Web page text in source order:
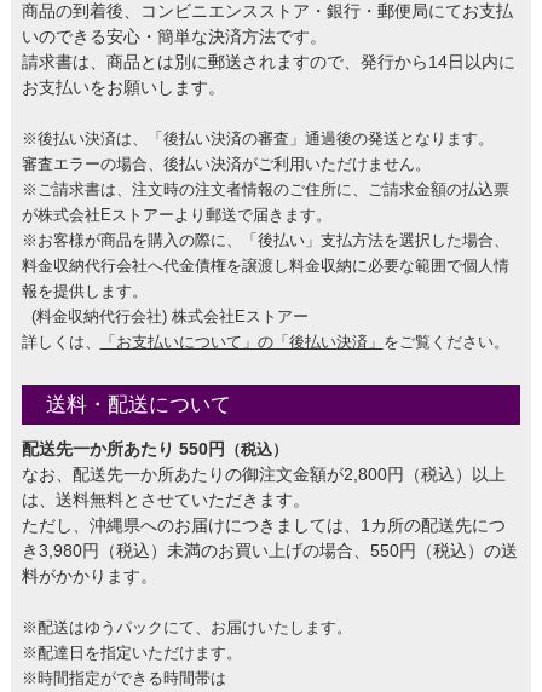
商品の到着後、コンビニエンスストア・銀行・郵便局にてお支払
いのできる安心・簡単な決済方法です。
請求書は、商品とは別に郵送されますので、発行から14日以内に
お支払いをお願いします。
※後払い決済は、「後払い決済の審査」通過後の発送となります。
審査エラーの場合、後払い決済がご利用いただけません。
※ご請求書は、注文時の注文者情報のご住所に、ご請求金額の払込票
が株式会社Eストアーより郵送で届きます。
※お客様が商品を購入の際に、「後払い」支払方法を選択した場合、
料金収納代行会社へ代金債権を譲渡し料金収納に必要な範囲で個人情
報を提供します。
(料金収納代行会社) 株式会社Eストアー
詳しくは、
「お支払いについて」の「後払い決済」 をご覧ください。
送料・配送について
配送先一か所あたり 550円 （税込）
なお、配送先一か所あたりの御注文金額が2,800円（税込）以上
は、送料無料とさせていただきます。
ただし、沖縄県へのお届けにつきましては、1カ所の配送先につ
き3,980円（税込）未満のお買い上げの場合、550円（税込）の送
料がかかります。
※配送はゆうパックにて、お届けいたします。
※配達日を指定いただけます。
※時間指定ができる時間帯は